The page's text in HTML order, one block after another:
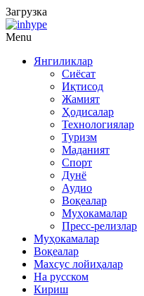
Загрузка
Menu
Янгиликлар
Сиёсат
Иқтисод
Жамият
Ҳодисалар
Технологиялар
Туризм
Маданият
Спорт
Дунё
Аудио
Воқеалар
Муҳокамалар
Пресс-релизлар
Муҳокамалар
Воқеалар
Махсус лойиҳалар
На русском
Кириш